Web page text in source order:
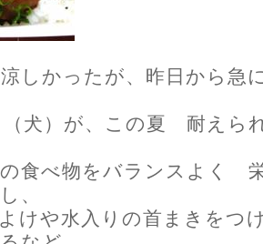
しかったが、昨日から急
（犬）が、この夏 耐えら
食べ物をバランスよく
、
けや水入りの首まきをつ